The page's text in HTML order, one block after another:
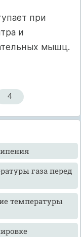
при
и
мышц.
4
газа перед
температуры